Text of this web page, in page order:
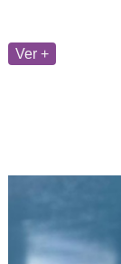
Ver +